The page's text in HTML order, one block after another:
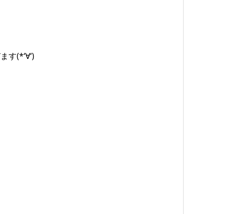
す(*‘∀‘)